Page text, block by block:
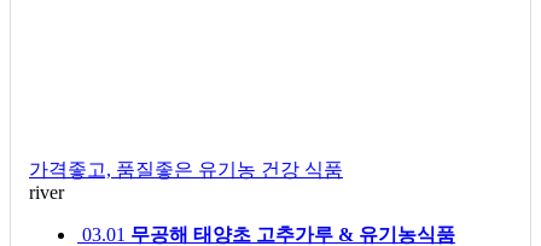
가격좋고, 품질좋은 유기농 건강 식품
river
03.01 무공해 태양초 고추가루 & 유기농식품